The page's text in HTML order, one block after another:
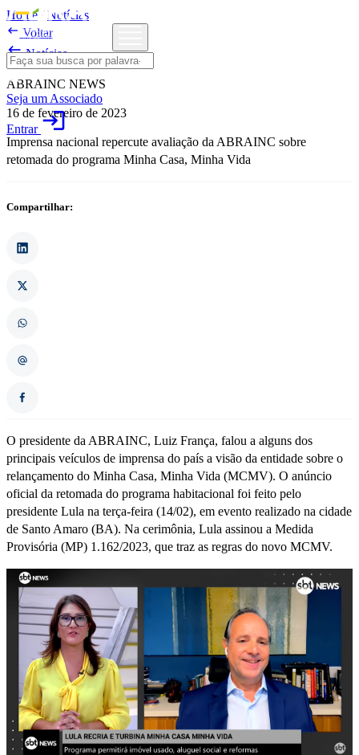
Seja um Associado
Entrarlogin
Home/Notícias
 Voltar
Notícias
ABRAINC NEWS
16 de fevereiro de 2023
Imprensa nacional repercute avaliação da ABRAINC sobre
retomada do programa Minha Casa, Minha Vida
Compartilhar:
O presidente da ABRAINC, Luiz França, falou a alguns dos
principais veículos de imprensa do país a visão da entidade sobre o
relançamento do Minha Casa, Minha Vida (MCMV). O anúncio
oficial da retomada do programa habitacional foi feito pelo
presidente Lula na terça-feira (14/02), em evento realizado na cidade
de Santo Amaro (BA). Na cerimônia, Lula assinou a Medida
Provisória (MP) 1.162/2023, que traz as regras do novo MCMV.